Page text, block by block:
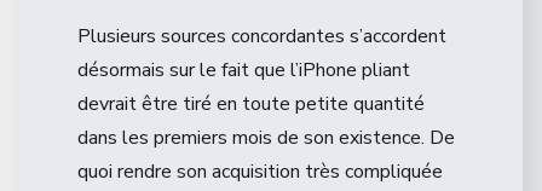
Plusieurs sources concordantes s’accordent
désormais sur le fait que l’iPhone pliant
devrait être tiré en toute petite quantité
dans les premiers mois de son existence. De
quoi rendre son acquisition très compliquée